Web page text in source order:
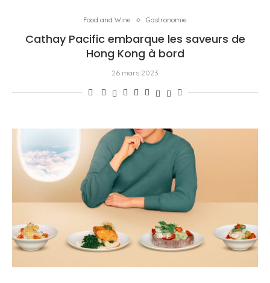
Food and Wine Gastronomie
Cathay Pacific embarque les saveurs de
Hong Kong à bord
26 mars 2023